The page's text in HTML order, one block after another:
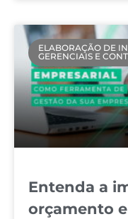
ELABORAÇÃO DE
GERENCIAIS E
Entenda a
orçamento